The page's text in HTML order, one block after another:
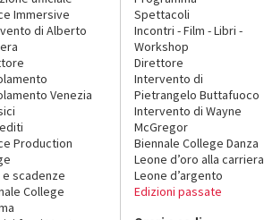
Immersive
di Alberto
Venezia
Production
e scadenze
College
Spettacoli
Incontri - Film - Libri -
Workshop
Direttore
Intervento di
Pietrangelo Buttafuoco
Intervento di Wayne
McGregor
Biennale College Danza
Leone d’oro alla carriera
Leone d’argento
Edizioni passate